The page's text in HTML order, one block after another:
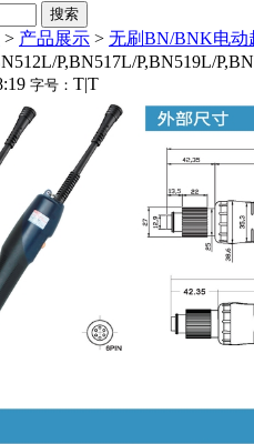
> 产品展示 > 无刷BN/BNK电动
P,BN517L/P,BN519L/
字号： T|T